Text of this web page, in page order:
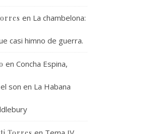
en La chambelona:
casi himno de guerra.
en Concha Espina,
son en La Habana